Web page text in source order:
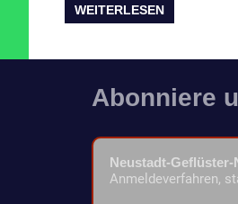
WEITERLESEN
Abonniere
Neustadt-
Anmeldeverfahren,